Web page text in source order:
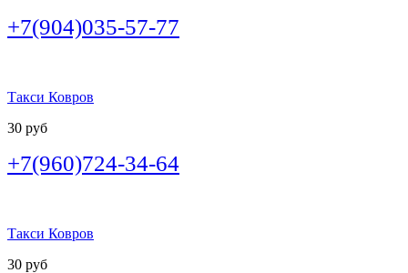
+7(904)035-57-77
Такси Ковров
30 руб
+7(960)724-34-64
Такси Ковров
30 руб